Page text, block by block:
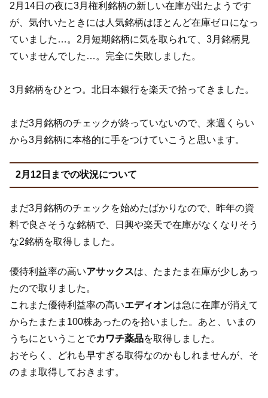
2月14日の夜に3月権利銘柄の新しい在庫が出たようです
が、気付いたときには人気銘柄はほとんど在庫ゼロになっ
ていました…。2月短期銘柄に気を取られて、3月銘柄見
ていませんでした…。完全に失敗しました。
3月銘柄をひとつ。北日本銀行を楽天で拾ってきました。
まだ3月銘柄のチェックが終っていないので、来週くらい
から3月銘柄に本格的に手をつけていこうと思います。
2月12日までの状況について
まだ3月銘柄のチェックを始めたばかりなので、昨年の資
料で良さそうな銘柄で、日興や楽天で在庫がなくなりそう
な2銘柄を取得しました。
優待利益率の高いアサックスは、たまたま在庫が少しあっ
たので取りました。
これまた優待利益率の高いエディオンは急に在庫が消えて
からたまたま100株あったのを拾いました。あと、いまの
うちにということでカワチ薬品を取得しました。
おそらく、どれも早すぎる取得なのかもしれませんが、そ
のまま取得しておきます。